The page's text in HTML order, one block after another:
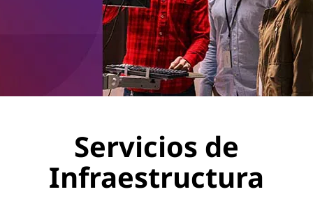
Servicios de
Infraestructura